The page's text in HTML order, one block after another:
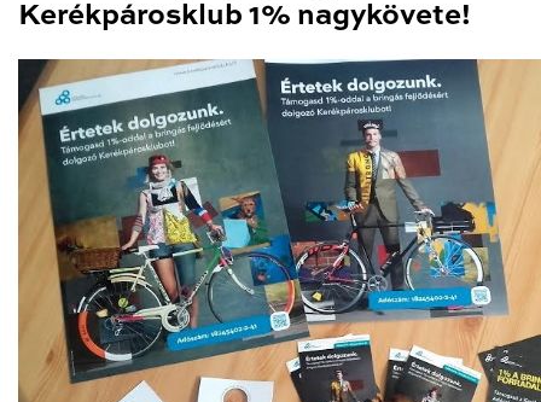
Kerékpárosklub 1% nagykövete!